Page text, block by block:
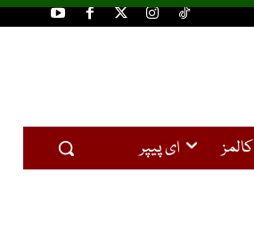
کالمز ای پیپر